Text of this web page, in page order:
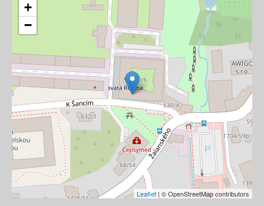
+
−
Leaflet | © OpenStreetMap contributors